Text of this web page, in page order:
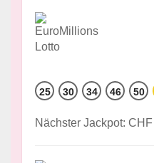
25 30 34 46 50
Nächster Jackpot: